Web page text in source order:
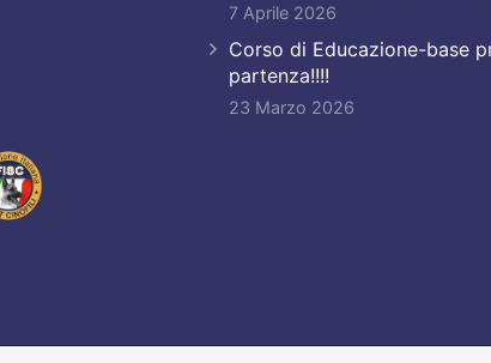
7 Aprile 2026
Corso di Educazione-base
partenza!!!!
23 Marzo 2026